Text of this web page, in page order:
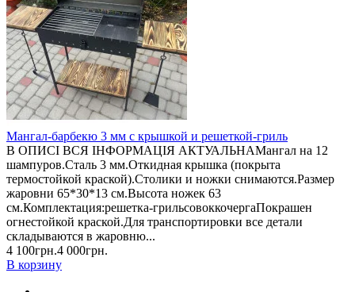
Мангал-барбекю 3 мм с крышкой и решеткой-гриль
В ОПИСІ ВСЯ ІНФОРМАЦІЯ АКТУАЛЬНАМангал на 12
шампуров.Сталь 3 мм.Откидная крышка (покрыта
термостойкой краской).Столики и ножки снимаются.Размер
жаровни 65*30*13 см.Высота ножек 63
см.Комплектация:решетка-грильсовоккочергаПокрашен
огнестойкой краской.Для транспортировки все детали
складываются в жаровню...
4 100грн.4 000грн.
В корзину